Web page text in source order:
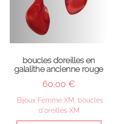
boucles d’oreilles en
galalithe ancienne rouge
60,00 €
Bijoux Femme XM
boucles
d'oreilles XM